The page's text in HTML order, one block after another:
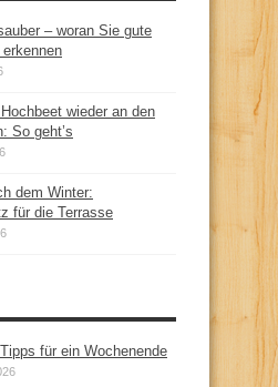
– woran Sie gute
wieder an den
So geht’s
dem Winter:
für die Terrasse
für ein Wochenende